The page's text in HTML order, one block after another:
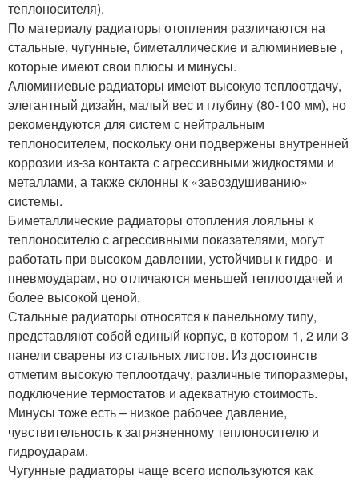
теплоносителя).
По материалу радиаторы отопления различаются на
стальные, чугунные, биметаллические и алюминиевые ,
которые имеют свои плюсы и минусы.
Алюминиевые радиаторы имеют высокую теплоотдачу,
элегантный дизайн, малый вес и глубину (80-100 мм), но
рекомендуются для систем с нейтральным
теплоносителем, поскольку они подвержены внутренней
коррозии из-за контакта с агрессивными жидкостями и
металлами, а также склонны к «завоздушиванию»
системы.
Биметаллические радиаторы отопления лояльны к
теплоносителю с агрессивными показателями, могут
работать при высоком давлении, устойчивы к гидро- и
пневмоударам, но отличаются меньшей теплоотдачей и
более высокой ценой.
Стальные радиаторы относятся к панельному типу,
представляют собой единый корпус, в котором 1, 2 или 3
панели сварены из стальных листов. Из достоинств
отметим высокую теплоотдачу, различные типоразмеры,
подключение термостатов и адекватную стоимость.
Минусы тоже есть – низкое рабочее давление,
чувствительность к загрязненному теплоносителю и
гидроударам.
Чугунные радиаторы чаще всего используются как